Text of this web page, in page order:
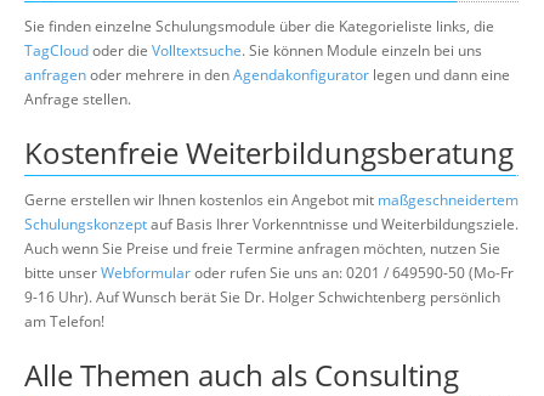
Sie finden einzelne Schulungsmodule über die Kategorieliste links, die
TagCloudoder die Volltextsuche. Sie können Module einzeln bei uns
anfragenoder mehrere in denAgendakonfigurator legen und dann eine
Anfrage stellen.
Kostenfreie Weiterbildungsberatung
Gerne erstellen wir Ihnen kostenlos ein Angebot mit maßgeschneidertem
Schulungskonzeptauf Basis Ihrer Vorkenntnisse und Weiterbildungsziele.
Auch wenn Sie Preise und freie Termine anfragen möchten, nutzen Sie
bitte unserWebformularoder rufen Sie uns an: 0201 / 649590-50 (Mo-Fr
9-16 Uhr). Auf Wunsch berät Sie Dr. Holger Schwichtenberg persönlich
am Telefon!
Alle Themen auch als Consulting